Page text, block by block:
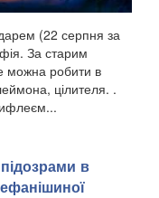
(22 серпня за
За старим
можна робити в
цілителя. .
в